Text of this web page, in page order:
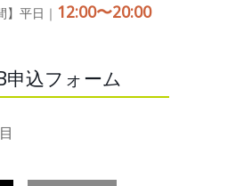
】平日｜ 12:00〜20:00
申込フォーム